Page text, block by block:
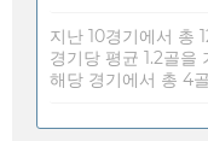
지난 10경기에서 총
경기당 평균 1.2골을
해당 경기에서 총 4